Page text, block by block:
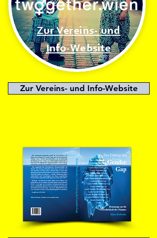
Zur Vereins- und
Info-Website
Zur Vereins- und Info-Website